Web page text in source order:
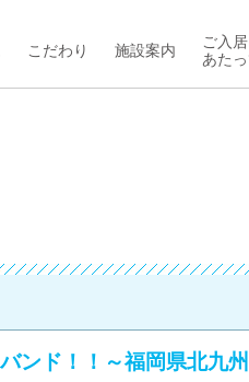
こだわり 施設案内
ご入
あた
ンド！！～福岡県北九